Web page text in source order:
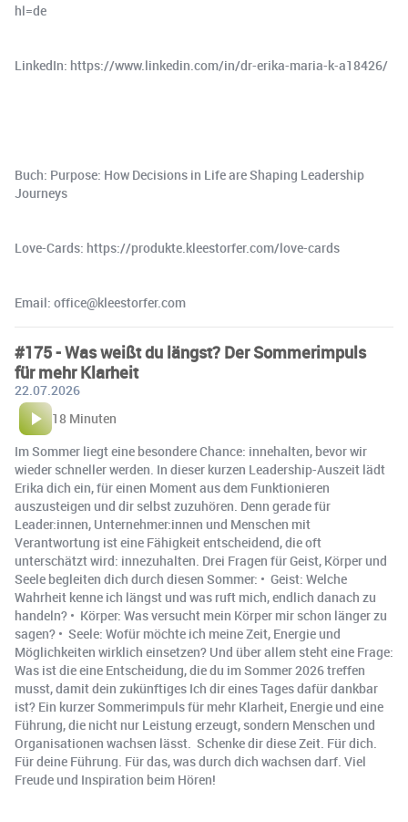
hl=de
LinkedIn: https://www.linkedin.com/in/dr-erika-maria-k-a18426/
Buch: Purpose: How Decisions in Life are Shaping Leadership
Journeys
Love-Cards: https://produkte.kleestorfer.com/love-cards
Email: office@kleestorfer.com
#175 - Was weißt du längst? Der Sommerimpuls
für mehr Klarheit
22.07.2026
18 Minuten
Im Sommer liegt eine besondere Chance: innehalten, bevor wir
wieder schneller werden. In dieser kurzen Leadership-Auszeit lädt
Erika dich ein, für einen Moment aus dem Funktionieren
auszusteigen und dir selbst zuzuhören. Denn gerade für
Leader:innen, Unternehmer:innen und Menschen mit
Verantwortung ist eine Fähigkeit entscheidend, die oft
unterschätzt wird: innezuhalten. Drei Fragen für Geist, Körper und
Seele begleiten dich durch diesen Sommer: •⁠ ⁠Geist: Welche
Wahrheit kenne ich längst und was ruft mich, endlich danach zu
handeln? •⁠ ⁠Körper: Was versucht mein Körper mir schon länger zu
sagen? •⁠ ⁠Seele: Wofür möchte ich meine Zeit, Energie und
Möglichkeiten wirklich einsetzen? Und über allem steht eine Frage:
Was ist die eine Entscheidung, die du im Sommer 2026 treffen
musst, damit dein zukünftiges Ich dir eines Tages dafür dankbar
ist? Ein kurzer Sommerimpuls für mehr Klarheit, Energie und eine
Führung, die nicht nur Leistung erzeugt, sondern Menschen und
Organisationen wachsen lässt. Schenke dir diese Zeit. Für dich.
Für deine Führung. Für das, was durch dich wachsen darf. Viel
Freude und Inspiration beim Hören!